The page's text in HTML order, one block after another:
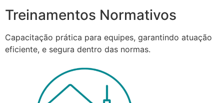
Treinamentos Normativos
Capacitação prática para equipes, garantindo atuação
eficiente, e segura dentro das normas.